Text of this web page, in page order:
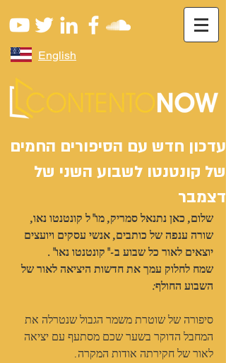
English
עדכון חדש עם הסיפורים החמים
של קונטנטו לשבוע השני של
דצמבר
שלום, כאן נתנאל סמריק, מו"ל קונטנטו נאו,
שורה ענפה של כותבים, אנשי עסקים ויועצים
יוצאים לאור כל שבוע ב-"קונטנטו נאו".
שמח לחלוק עמך את חדשות היציאה לאור של
השבוע החולף:
סיפורה של שוטרת משמר הגבול שנטרלה את
המחבל הדוקר בשער שכם מסתעף עם יציאה
לאור של חקירתה אודות המקרה.